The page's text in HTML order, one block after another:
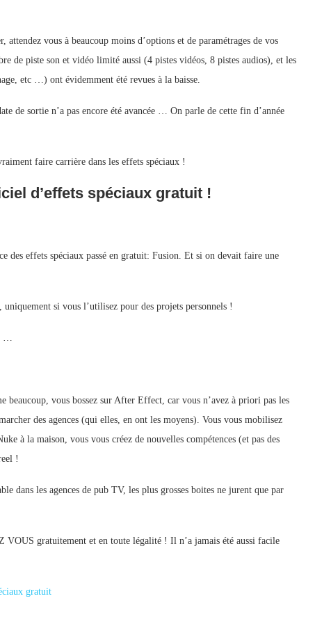
vous à beaucoup moins d’options et de paramétrages de vos
de piste son et vidéo limité aussi (4 pistes vidéos, 8 pistes audios), et les
etc …) ont évidemment été revues à la baisse.
de sortie n’a pas encore été avancée … On parle de cette fin d’année
faire carrière dans les effets spéciaux !
d’effets spéciaux gratuit !
des effets spéciaux passé en gratuit: Fusion. Et si on devait faire une
si vous l’utilisez pour des projets personnels !
…
beaucoup, vous bossez sur After Effect, car vous n’avez à priori pas les
des agences (qui elles, en ont les moyens). Vous vous mobilisez
à la maison, vous vous créez de nouvelles compétences (et pas des
!
dans les agences de pub TV, les plus grosses boites ne jurent que par
VOUS gratuitement et en toute légalité ! Il n’a jamais été aussi facile